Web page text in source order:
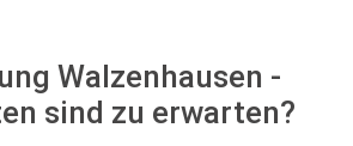
Walzenhausen -
sind zu erwarten?